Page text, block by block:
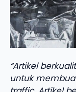
“Artikel
untuk